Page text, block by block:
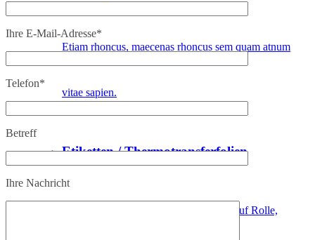
Etiam rhoncus, maecenas rhoncus sem quam atnum
vitae sapien.
Etiketten / Thermotransferfolien
Farbbänder + selbstklebende Etiketten auf Rolle,
Ihre E-Mail-Adresse*
Telefon*
Betreff
Ihre Nachricht